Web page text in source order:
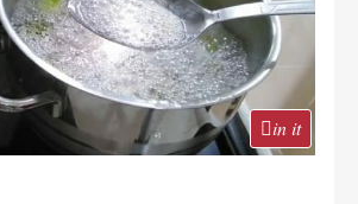
in it